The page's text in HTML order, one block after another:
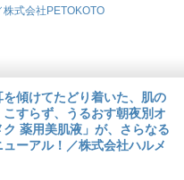
式会社PETOKOTO
傾けてたどり着いた、肌の
すらず、うるおす朝夜別オ
薬用美肌液」が、さらなる
ーアル！／株式会社ハルメ